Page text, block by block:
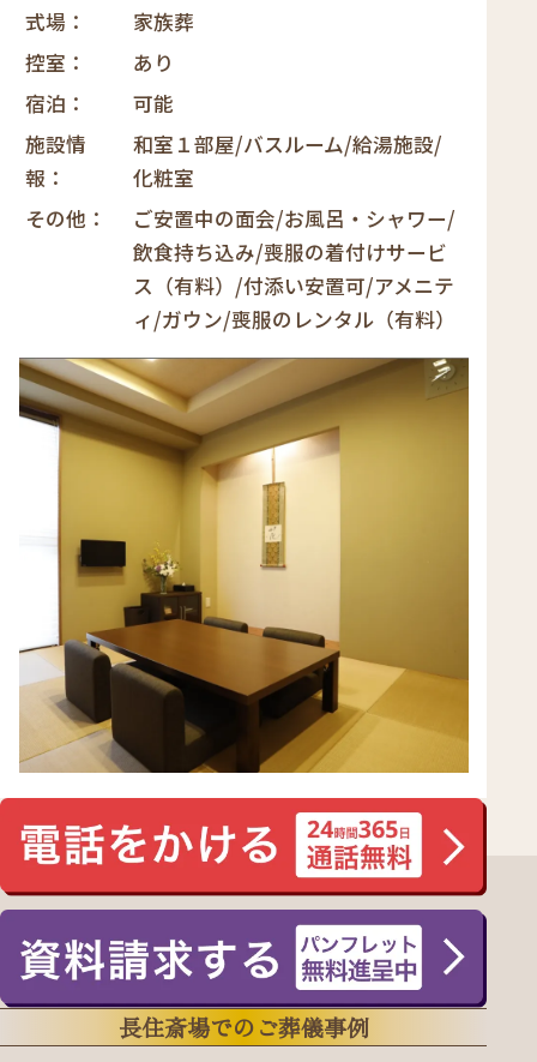
式場
家族葬
控室
あり
宿泊
可能
施設情
報
和室１部屋/バスルーム/給湯施設/
化粧室
その他
ご安置中の面会/お風呂・シャワー/
飲食持ち込み/喪服の着付けサービ
ス（有料）/付添い安置可/アメニテ
ィ/ガウン/喪服のレンタル（有料）
長住斎場でのご葬儀事例